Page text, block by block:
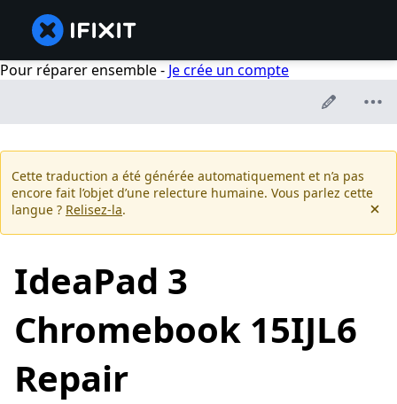
Pour réparer ensemble - Je crée un compte
Cette traduction a été générée automatiquement et n’a pas
encore fait l’objet d’une relecture humaine. Vous parlez cette
langue ? Relisez-la.
IdeaPad 3
Chromebook 15IJL6
Repair